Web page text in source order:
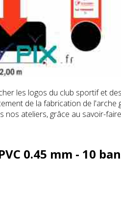
les logos du club sportif et
de la fabrication de
ateliers, grâce au savoir-
0.45 mm - 10